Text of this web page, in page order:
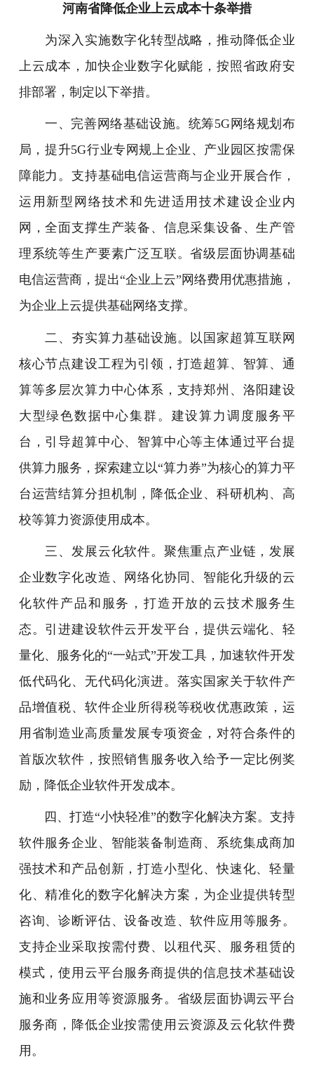
河南省降低企业上云成本十条举措
为深入实施数字化转型战略，推动降低企业
上云成本，加快企业数字化赋能，按照省政府安
排部署，制定以下举措。
一、完善网络基础设施。统筹5G网络规划布
局，提升5G行业专网规上企业、产业园区按需保
障能力。支持基础电信运营商与企业开展合作，
运用新型网络技术和先进适用技术建设企业内
网，全面支撑生产装备、信息采集设备、生产管
理系统等生产要素广泛互联。省级层面协调基础
电信运营商，提出“企业上云”网络费用优惠措施，
为企业上云提供基础网络支撑。
二、夯实算力基础设施。以国家超算互联网
核心节点建设工程为引领，打造超算、智算、通
算等多层次算力中心体系，支持郑州、洛阳建设
大型绿色数据中心集群。建设算力调度服务平
台，引导超算中心、智算中心等主体通过平台提
供算力服务，探索建立以“算力券”为核心的算力平
台运营结算分担机制，降低企业、科研机构、高
校等算力资源使用成本。
三、发展云化软件。聚焦重点产业链，发展
企业数字化改造、网络化协同、智能化升级的云
化软件产品和服务，打造开放的云技术服务生
态。引进建设软件云开发平台，提供云端化、轻
量化、服务化的“一站式”开发工具，加速软件开发
低代码化、无代码化演进。落实国家关于软件产
品增值税、软件企业所得税等税收优惠政策，运
用省制造业高质量发展专项资金，对符合条件的
首版次软件，按照销售服务收入给予一定比例奖
励，降低企业软件开发成本。
四、打造“小快轻准”的数字化解决方案。支持
软件服务企业、智能装备制造商、系统集成商加
强技术和产品创新，打造小型化、快速化、轻量
化、精准化的数字化解决方案，为企业提供转型
咨询、诊断评估、设备改造、软件应用等服务。
支持企业采取按需付费、以租代买、服务租赁的
模式，使用云平台服务商提供的信息技术基础设
施和业务应用等资源服务。省级层面协调云平台
服务商，降低企业按需使用云资源及云化软件费
用。